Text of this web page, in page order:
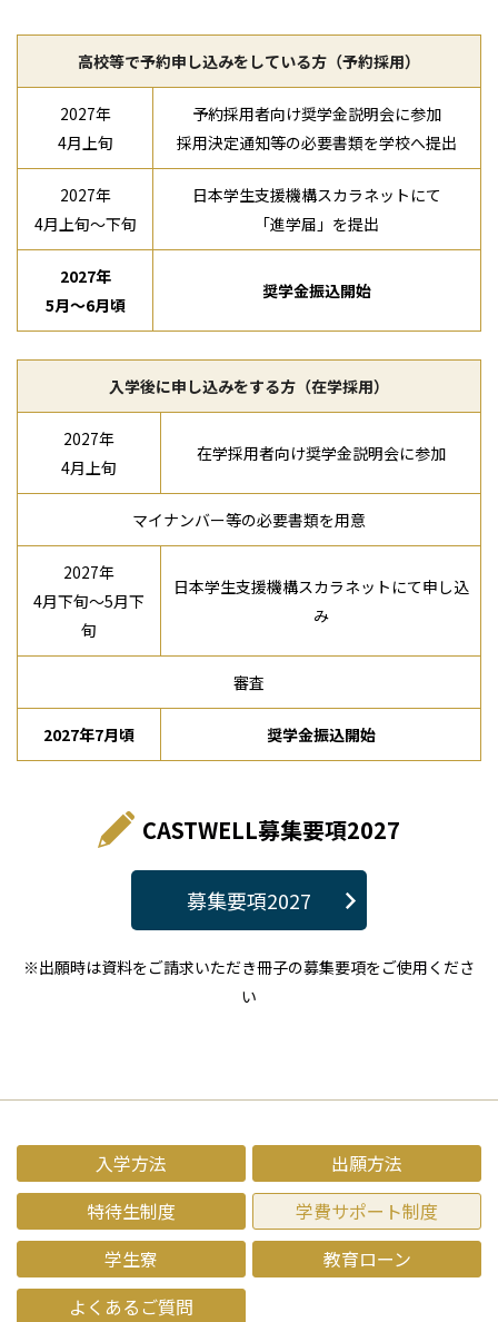
高校等で予約申し込みをしている方（予約採用）
2027年
4月上旬
予約採用者向け奨学金説明会に参加
採用決定通知等の必要書類を学校へ提出
2027年
4月上旬～下旬
日本学生支援機構スカラネットにて
「進学届」を提出
2027年
5月～6月頃
奨学金振込開始
入学後に申し込みをする方（在学採用）
2027年
4月上旬
在学採用者向け奨学金説明会に参加
マイナンバー等の必要書類を用意
2027年
4月下旬～5月下
旬
日本学生支援機構スカラネットにて申し込
み
審査
2027年7月頃 奨学金振込開始
CASTWELL募集要項2027
募集要項2027
※出願時は資料をご請求いただき冊子の募集要項をご使用くださ
い
入学方法
出願方法
特待生制度
学費サポート制度
学生寮
教育ローン
よくあるご質問